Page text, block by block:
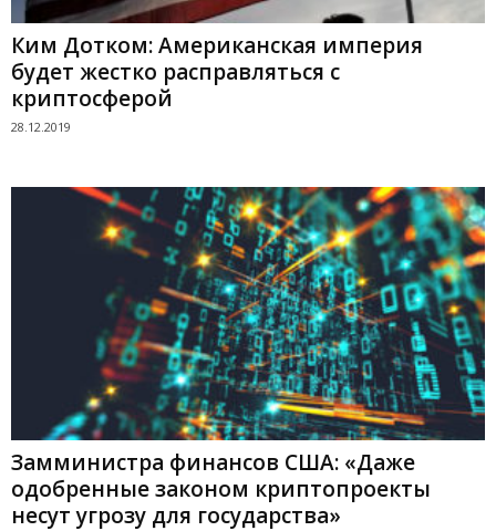
Ким Дотком: Американская империя
будет жестко расправляться с
криптосферой
28.12.2019
Замминистра финансов США: «Даже
одобренные законом криптопроекты
несут угрозу для государства»